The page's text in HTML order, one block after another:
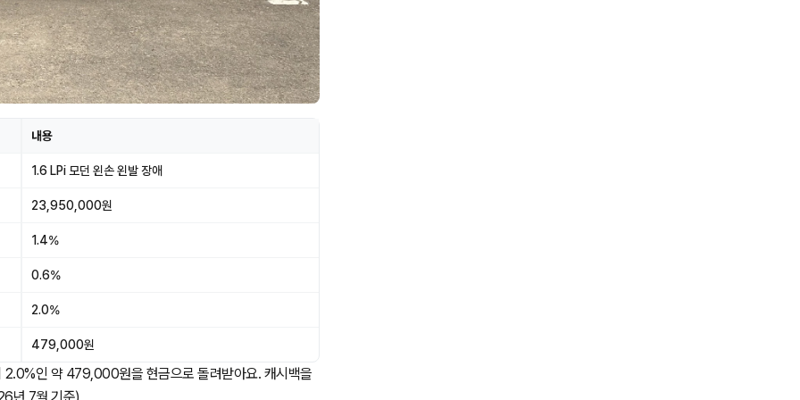
내용
1.6 LPi 모던 왼손 왼발 장애
23,950,000원
1.4%
0.6%
2.0%
479,000원
인 약 479,000원을 현금으로 돌려받아요. 캐시백을